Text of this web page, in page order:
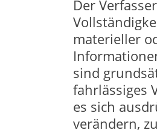
Der
materieller
sind
fahrlässiges
es sich
verändern,